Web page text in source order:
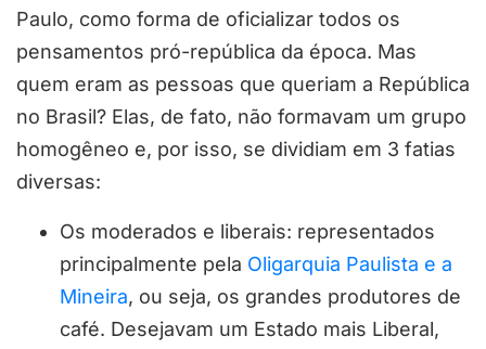
Paulo, como forma de oficializar todos os
pensamentos pró-república da época. Mas
quem eram as pessoas que queriam a República
no Brasil? Elas, de fato, não formavam um grupo
homogêneo e, por isso, se dividiam em 3 fatias
diversas:
Os moderados e liberais: representados
principalmente pela Oligarquia Paulista e a
Mineira, ou seja, os grandes produtores de
café. Desejavam um Estado mais Liberal,